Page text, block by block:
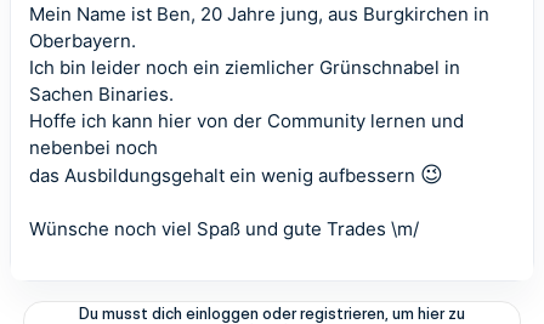
Mein Name ist Ben, 20 Jahre jung, aus Burgkirchen in
Oberbayern.
Ich bin leider noch ein ziemlicher Grünschnabel in
Sachen Binaries.
Hoffe ich kann hier von der Community lernen und
nebenbei noch
das Ausbildungsgehalt ein wenig aufbessern 😉
Wünsche noch viel Spaß und gute Trades \m/
Du musst dich einloggen oder registrieren, um hier zu